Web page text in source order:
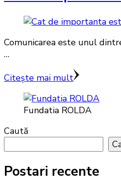
Comunicarea este unul
…
Citește mai mult
Fundatia ROLDA
Caută
Postari recente